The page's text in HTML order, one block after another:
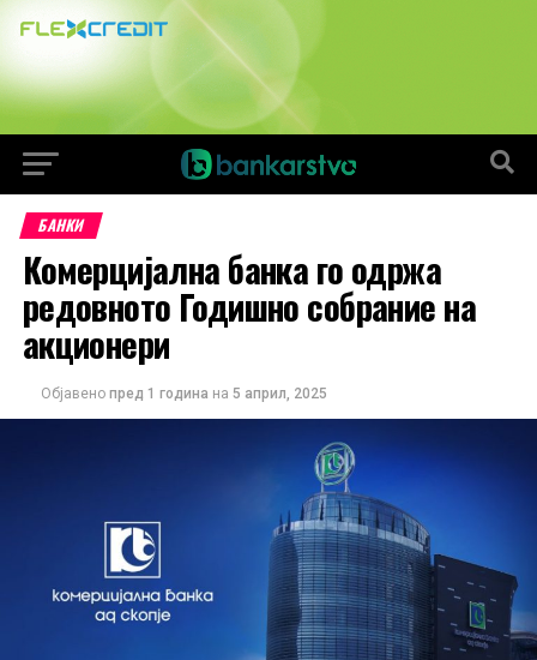
БАНКИ
Комерцијална банка го одржа
редовното Годишно собрание на
акционери
Објавено пред 1 година на 5 април, 2025